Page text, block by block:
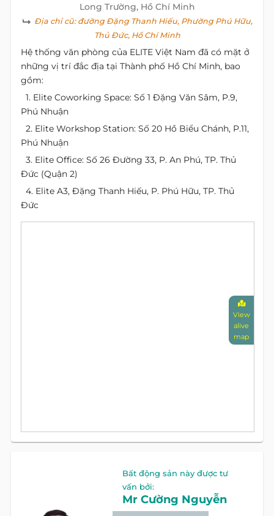
Long Trường, Hồ Chí Minh
Địa chỉ cũ:đường Đặng Thanh Hiếu, Phường Phú Hữu,
Thủ Đức, Hồ Chí Minh
Hệ thống văn phòng của ELITE Việt Nam đã có mặt ở
những vị trí đắc địa tại Thành phố Hồ Chí Minh, bao
gồm:
1. Elite Coworking Space: Số 1 Đặng Văn Sâm, P.9,
Phú Nhuận
2. Elite Workshop Station: Số 20 Hồ Biểu Chánh, P.11,
Phú Nhuận
3. Elite Office: Số 26 Đường 33, P. An Phú, TP. Thủ
Đức (Quận 2)
4. Elite A3, Đặng Thanh Hiếu, P. Phú Hữu, TP. Thủ
Đức
View
alive
map
Bất động sản này được tư
vấn bởi:
Mr Cường Nguyễn